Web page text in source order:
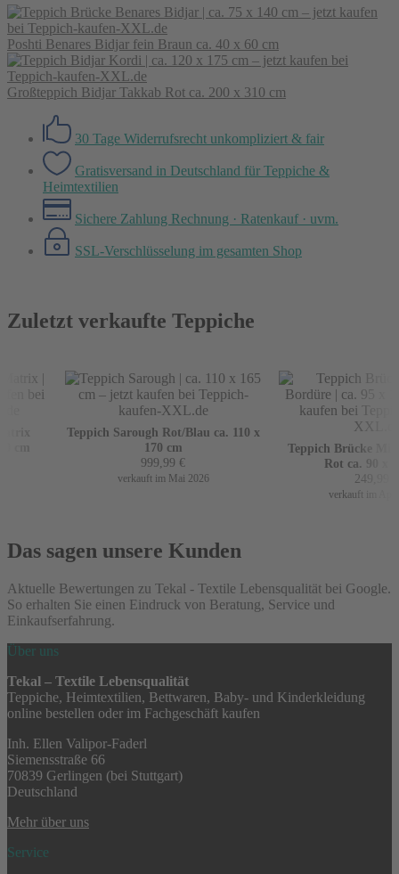
Poshti Benares Bidjar fein Braun ca. 40 x 60 cm
Großteppich Bidjar Takkab Rot ca. 200 x 310 cm
30 Tage Widerrufsrecht unkompliziert & fair
Gratisversand in Deutschland für Teppiche &
Heimtextilien
Sichere Zahlung Rechnung · Ratenkauf · uvm.
SSL-Verschlüsselung im gesamten Shop
Zuletzt verkaufte Teppiche
Teppich Sarough Rot/Blau ca. 110 x
170 cm
999,99€
verkauft im Mai 2026
Teppich Brücke Mir
Rot ca. 90 x
249,99
verkauft im April
Das sagen unsere Kunden
Aktuelle Bewertungen zu Tekal - Textile Lebensqualität bei Google.
So erhalten Sie einen Eindruck von Beratung, Service und
Einkaufserfahrung.
Über uns
Tekal – Textile Lebensqualität
Teppiche, Heimtextilien, Bettwaren, Baby- und Kinderkleidung
online bestellen oder im Fachgeschäft kaufen
Inh. Ellen Valipor-Faderl
Siemensstraße 66
70839 Gerlingen (bei Stuttgart)
Deutschland
Mehr über uns
Service